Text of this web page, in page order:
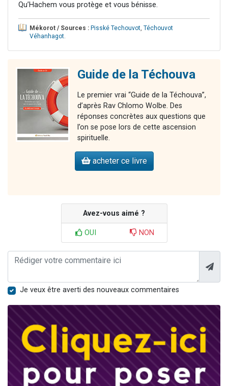
Qu’Hachem vous protège et vous bénisse.
Mékorot / Sources : Pisské Techouvot, Téchouvot
Véhanhagot.
Guide de la Téchouva
Le premier vrai “Guide de la Téchouva”,
d’après Rav Chlomo Wolbe. Des
réponses concrètes aux questions que
l’on se pose lors de cette ascension
spirituelle.
acheter ce livre
Avez-vous aimé ?
OUI NON
Je veux être averti des nouveaux commentaires